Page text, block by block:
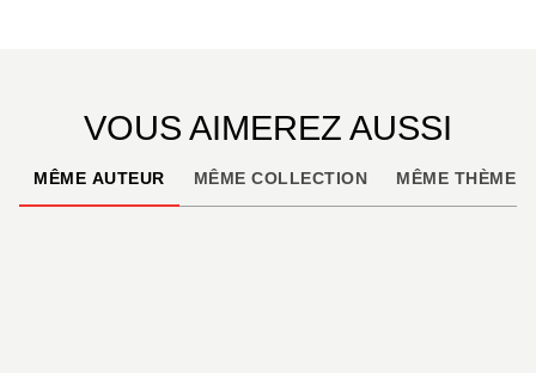
VOUS AIMEREZ AUSSI
MÊME AUTEUR MÊME COLLECTION MÊME THÈME